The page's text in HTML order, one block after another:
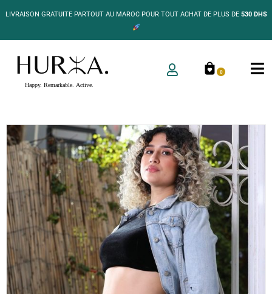
LIVRAISON GRATUITE PARTOUT AU MAROC POUR TOUT ACHAT DE PLUS DE530 DHS
0